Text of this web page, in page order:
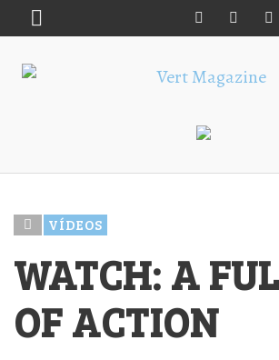
VÍDEOS
WATCH: A
OF ACTION